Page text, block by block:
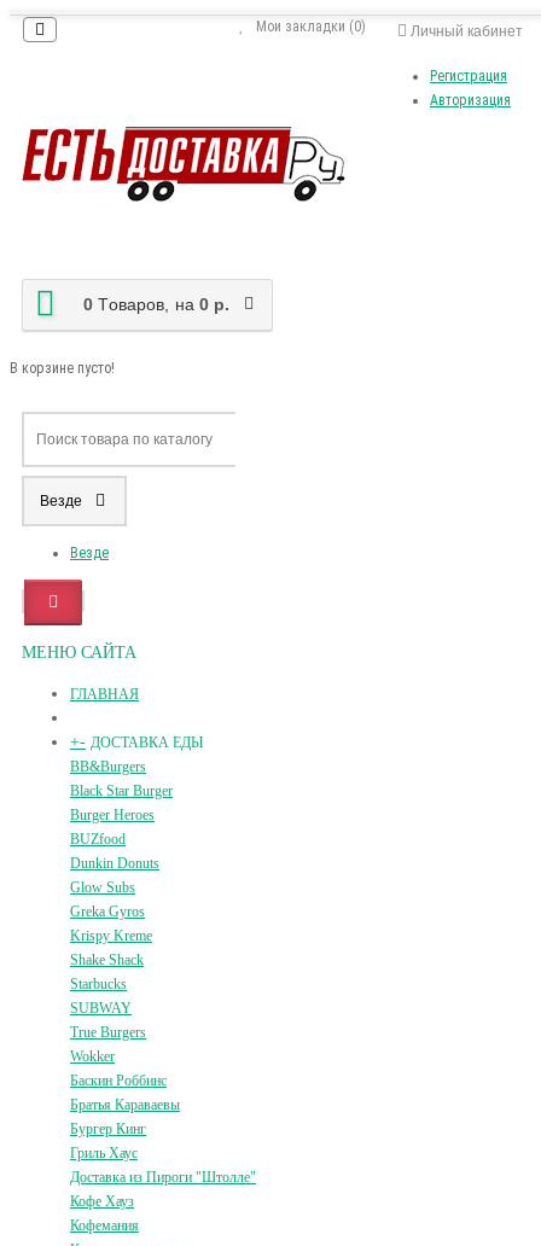
Личный кабинет
Регистрация
Авторизация
Мои закладки (0)
0 Tоваров, на 0 р.
В корзине пусто!
Везде
Везде
МЕНЮ САЙТА
ГЛАВНАЯ
+- ДОСТАВКА ЕДЫ
BB&Burgers
Black Star Burger
Burger Heroes
BUZfood
Dunkin Donuts
Glow Subs
Greka Gyros
Krispy Kreme
Shake Shack
Starbucks
SUBWAY
True Burgers
Wokker
Баскин Роббинс
Братья Караваевы
Бургер Кинг
Гриль Хаус
Доставка из Пироги "Штолле"
Кофе Хауз
Кофемания